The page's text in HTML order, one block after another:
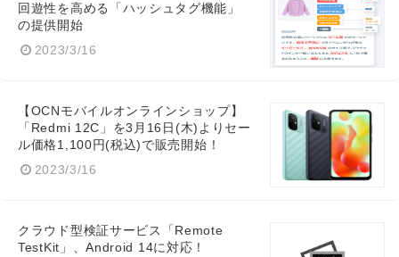
回遊性を高める「ハッシュタグ機能」
の提供開始
2023/3/16
【OCNモバイルオンラインショップ】
「Redmi 12C」を3月16日(木)よりセー
ル価格1,100円(税込)で販売開始！
2023/3/16
クラウド型検証サービス「Remote
TestKit」、Android 14に対応！